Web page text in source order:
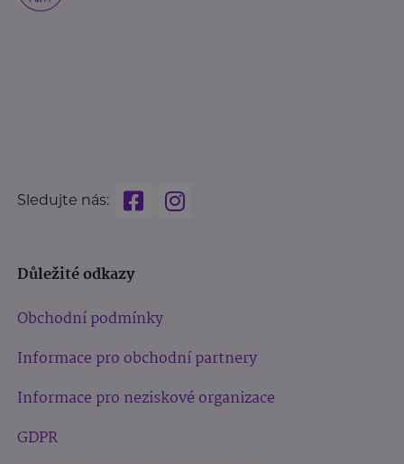
Sledujte nás:
Důležité odkazy
Obchodní podmínky
Informace pro obchodní partnery
Informace pro neziskové organizace
GDPR